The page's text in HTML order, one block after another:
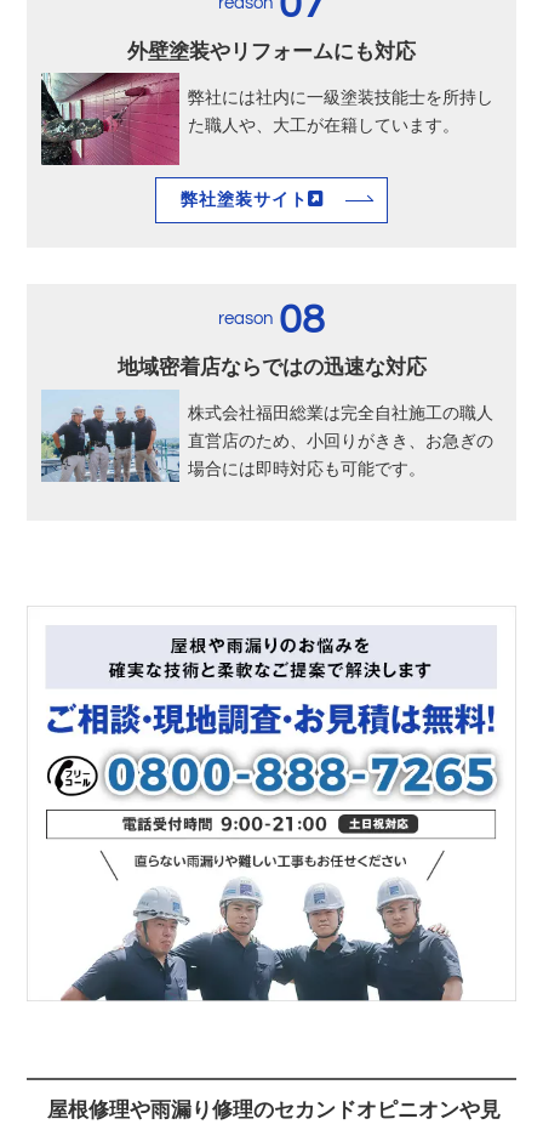
外壁塗装やリフォームにも対応
弊社には社内に一級塗装技能士を所持し
た職人や、大工が在籍しています。
弊社塗装サイト
reason 08
地域密着店ならではの迅速な対応
株式会社福田総業は完全自社施工の職人
直営店のため、小回りがきき、お急ぎの
場合には即時対応も可能です。
屋根修理や雨漏り修理のセカンドオピニオンや見